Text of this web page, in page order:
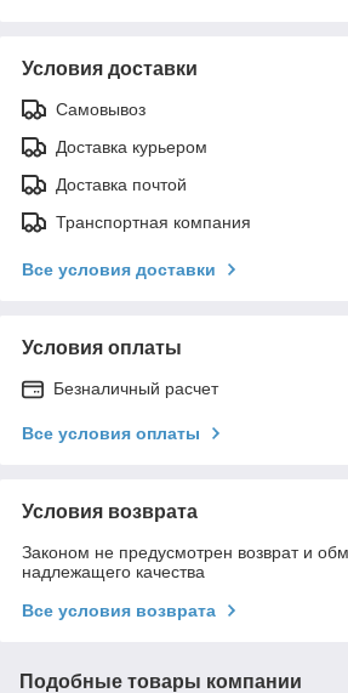
Условия доставки
Самовывоз
Доставка курьером
Доставка почтой
Транспортная компания
Все условия доставки
Условия оплаты
Безналичный расчет
Все условия оплаты
Условия возврата
Законом не предусмотрен возврат и
надлежащего качества
Все условия возврата
Подобные товары компании